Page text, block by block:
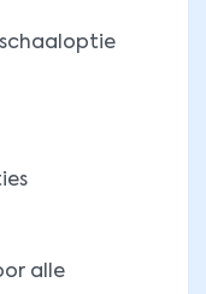
alle